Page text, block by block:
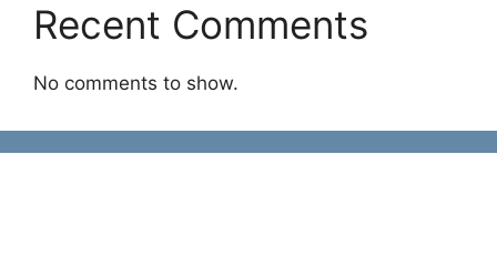
Recent Comments
No comments to show.